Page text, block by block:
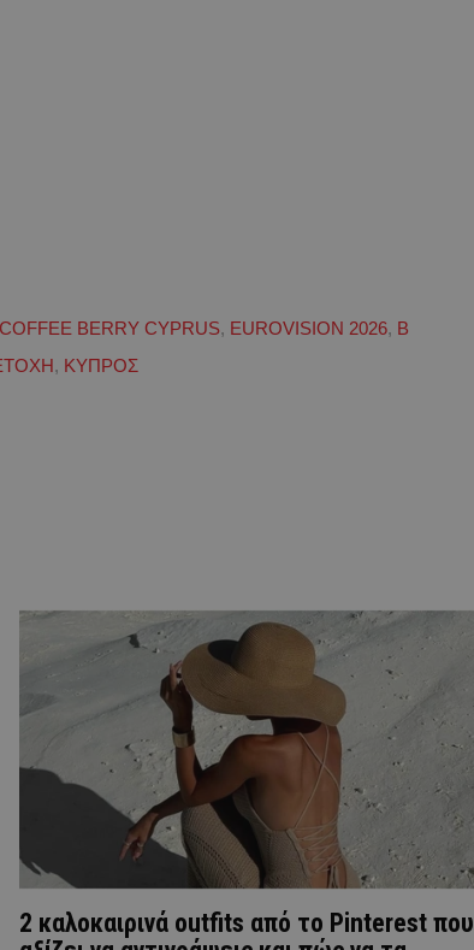
COFFEE BERRY CYPRUS, EUROVISION 2026, Β
, ΚΥΠΡΟΣ
2 καλοκαιρινά outfits από το Pinterest που